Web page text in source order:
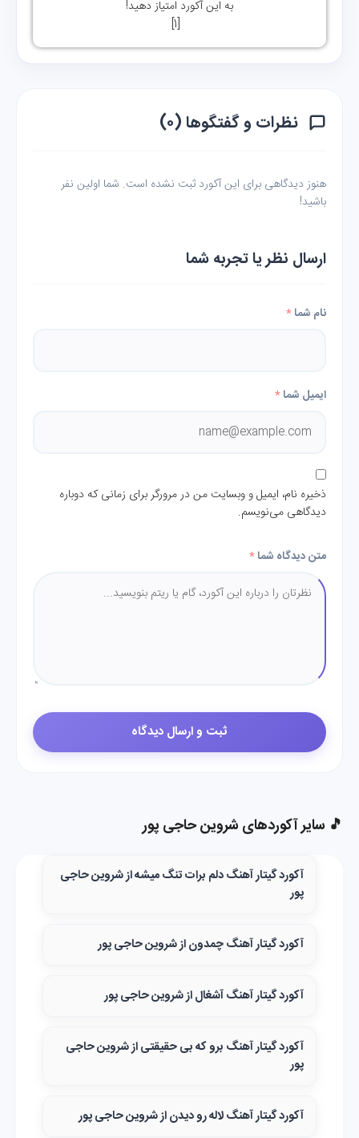
به این آکورد امتیاز دهید!
[
1
]
نظرات و گفتگوها (۰)
هنوز دیدگاهی برای این آکورد ثبت نشده است. شما اولین نفر
باشید!
ارسال نظر یا تجربه شما
نام شما*
ایمیل شما*
ذخیره نام، ایمیل و وبسایت من در مرورگر برای زمانی که دوباره
دیدگاهی می‌نویسم.
متن دیدگاه شما*
🎵 سایر آکوردهای شروین حاجی پور
آکورد گیتار آهنگ دلم برات تنگ میشه از شروین حاجی
پور
آکورد گیتار آهنگ چمدون از شروین حاجی پور
آکورد گیتار آهنگ آشغال از شروین حاجی پور
آکورد گیتار آهنگ برو که بی حقیقتی از شروین حاجی
پور
آکورد گیتار آهنگ لاله رو دیدن از شروین حاجی پور